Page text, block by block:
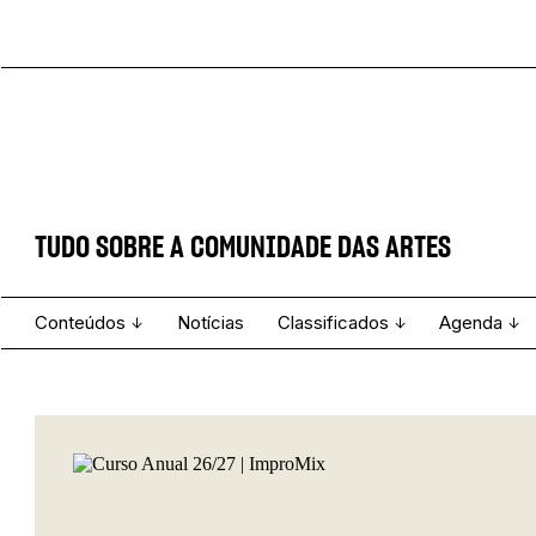
TUDO SOBRE A COMUNIDADE DAS ARTES
Conteúdos Notícias Classificados Agenda